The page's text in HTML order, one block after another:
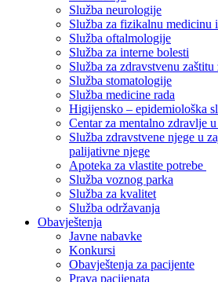
Služba neurologije
Služba za fizikalnu medicinu
Služba oftalmologije
Služba za interne bolesti
Služba za zdravstvenu zaštitu
Služba stomatologije
Služba medicine rada
Higijensko – epidemiološka
Centar za mentalno zdravlje
Služba zdravstvene njege u
palijativne njege
Apoteka za vlastite potrebe
Služba voznog parka
Služba za kvalitet
Služba održavanja
Obavještenja
Javne nabavke
Konkursi
Obavještenja za pacijente
Prava pacijenata